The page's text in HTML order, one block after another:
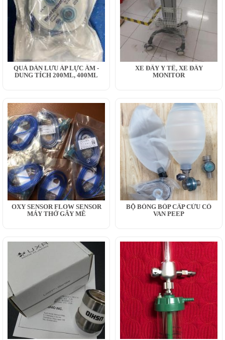
QUẢ DẪN LƯU ÁP LỰC ÂM -
DUNG TÍCH 200ML, 400ML
XE ĐẨY Y TẾ, XE ĐẨY
MONITOR
OXY SENSOR FLOW SENSOR
MÁY THỞ GÂY MÊ
BỘ BÓNG BÓP CẤP CỨU CÓ
VAN PEEP